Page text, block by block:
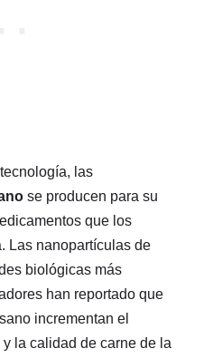
las
se producen para su
que los
Las nanopartículas de
biológicas más
han reportado que
incrementan el
la calidad de carne de la